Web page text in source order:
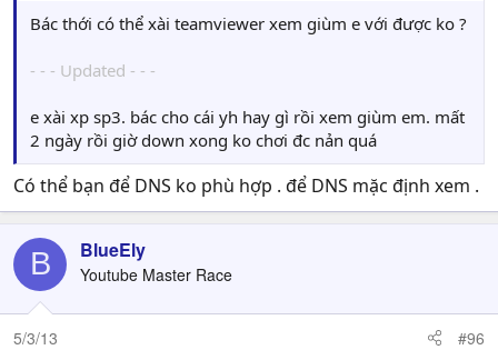
Bác thới có thể xài teamviewer xem giùm e với được ko ?
- - - Updated - - -
e xài xp sp3. bác cho cái yh hay gì rồi xem giùm em. mất
2 ngày rồi giờ down xong ko chơi đc nản quá
Có thể bạn để DNS ko phù hợp . để DNS mặc định xem .
B BlueEly
Youtube Master Race
5/3/13 #96